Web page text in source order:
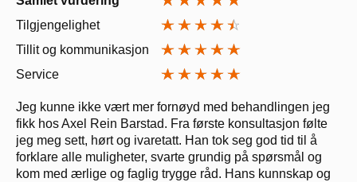
Tilgjengelighet
Tillit og kommunikasjon
Service
Jeg kunne ikke vært mer fornøyd med behandlingen jeg
fikk hos Axel Rein Barstad. Fra første konsultasjon følte
jeg meg sett, hørt og ivaretatt. Han tok seg god tid til å
forklare alle muligheter, svarte grundig på spørsmål og
kom med ærlige og faglig trygge råd. Hans kunnskap og